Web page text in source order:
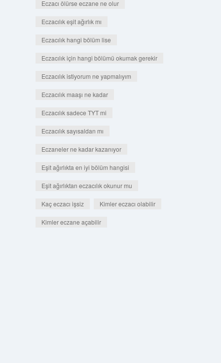
Eczacı ölürse eczane ne olur
Eczacılık eşit ağırlık mı
Eczacılık hangi bölüm lise
Eczacılık için hangi bölümü okumak gerekir
Eczacılık istiyorum ne yapmalıyım
Eczacılık maaşı ne kadar
Eczacılık sadece TYT mi
Eczacılık sayısaldan mı
Eczaneler ne kadar kazanıyor
Eşit ağırlıkta en iyi bölüm hangisi
Eşit ağırlıktan eczacılık okunur mu
Kaç eczacı işsiz Kimler eczacı olabilir
Kimler eczane açabilir